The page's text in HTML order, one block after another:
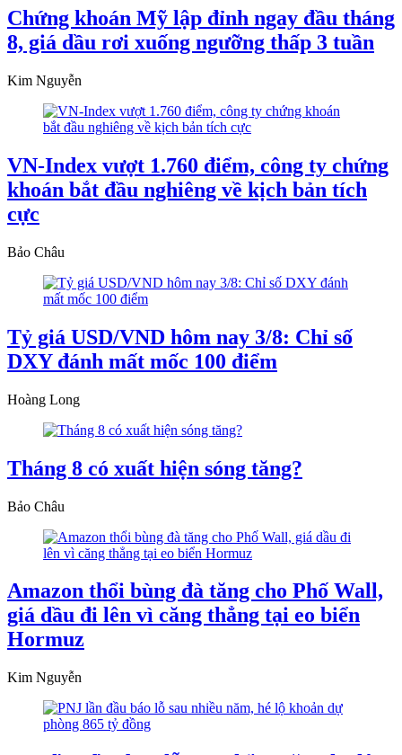
Chứng khoán Mỹ lập đỉnh ngay đầu tháng
8, giá dầu rơi xuống ngưỡng thấp 3 tuần
Kim Nguyễn
VN-Index vượt 1.760 điểm, công ty chứng
khoán bắt đầu nghiêng về kịch bản tích
cực
Bảo Châu
Tỷ giá USD/VND hôm nay 3/8: Chỉ số
DXY đánh mất mốc 100 điểm
Hoàng Long
Tháng 8 có xuất hiện sóng tăng?
Bảo Châu
Amazon thổi bùng đà tăng cho Phố Wall,
giá dầu đi lên vì căng thẳng tại eo biển
Hormuz
Kim Nguyễn